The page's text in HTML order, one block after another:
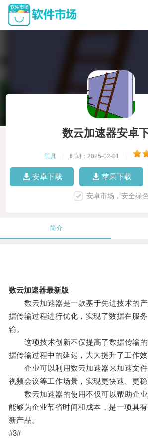
数云加速器安卓
工具 时间：2025-02-01
安卓下载 苹果下载
安卓市场，安全绿
简介
数云加速器最新版
数云加速器是一款基于先进技术的产
据传输过程进行优化，实现了数据在服
输。
这项技术创新不仅提高了数据传输的
据传输过程中的延迟，大大提升了工作效
企业可以利用数云加速器来加速文件
视频会议等工作场景，实现更快速、更稳
数云加速器的使用不仅可以帮助企业
能够为企业节省时间和成本，是一项具
新产品。
#3#